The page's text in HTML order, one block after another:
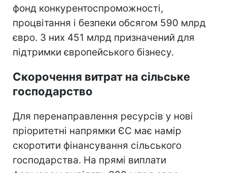
фонд конкурентоспроможності,
процвітання і безпеки обсягом 590 млрд
євро. З них 451 млрд призначений для
підтримки європейського бізнесу.
Скорочення витрат на сільське
господарство
Для перенаправлення ресурсів у нові
пріоритетні напрямки ЄС має намір
скоротити фінансування сільського
господарства. На прямі виплати